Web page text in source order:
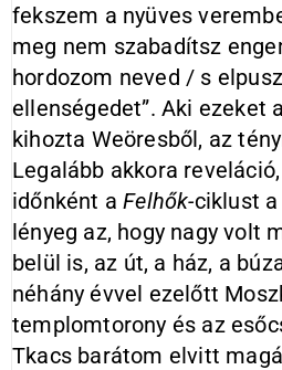
fekszem a nyüves
meg nem szabadítsz
hordozom neved / s
ellenségedet”. Aki ezeket
kihozta Weöresből, az
Legalább akkora
időnként aFelhők-ciklust
lényeg az, hogy nagy volt
belül is, az út, a ház, a
néhány évvel ezelőtt
templomtorony és az
Tkacs barátom elvitt